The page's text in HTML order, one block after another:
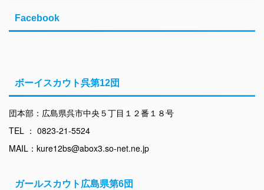
Facebook
ボーイスカウト呉第12団
団本部：広島県呉市中央５丁目１２番１８号
TEL ： 0823-21-5524
MAIL：kure12bs@abox3.so-net.ne.jp
ガールスカウト広島県第6団